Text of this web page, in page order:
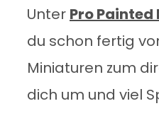
Unter Pro
du schon fertig
Miniaturen zum
dich um und viel